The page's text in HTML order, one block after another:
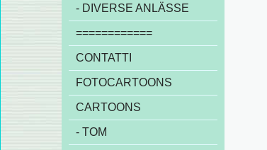
- DIVERSE ANLÄSSE
============
CONTATTI
FOTOCARTOONS
CARTOONS
- TOM